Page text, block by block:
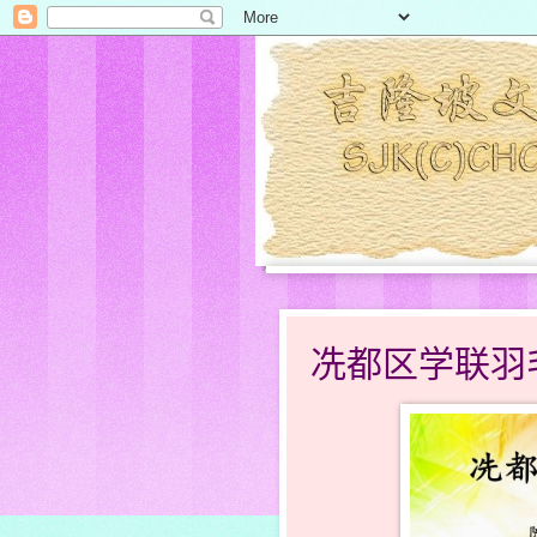
冼都区学联